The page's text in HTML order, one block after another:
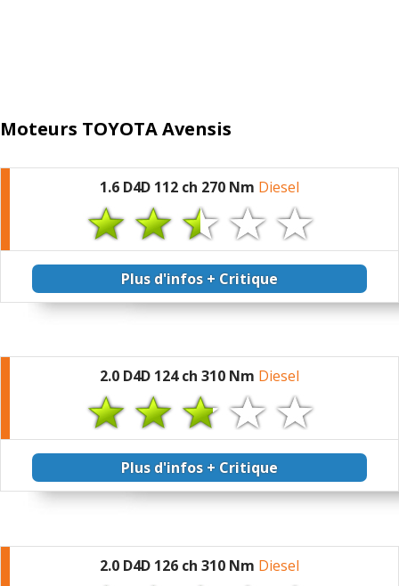
Moteurs TOYOTA Avensis
1.6 D4D 112 ch 270 Nm Diesel
Plus d'infos + Critique
2.0 D4D 124 ch 310 Nm Diesel
Plus d'infos + Critique
2.0 D4D 126 ch 310 Nm Diesel